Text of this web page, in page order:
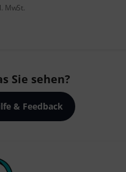
MwSt.
Sie sehen?
& Feedback